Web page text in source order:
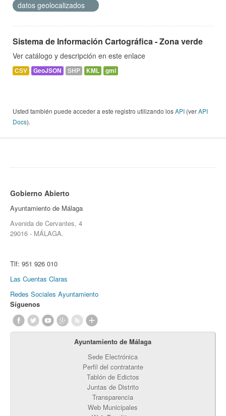
datos geolocalizados
Sistema de Información Cartográfica - Zona verde
Ver catálogo y descripción en este enlace
CSV GeoJSON SHP KML gml
Usted también puede acceder a este registro utilizando losAPI (verAPI
Docs).
Gobierno Abierto
Ayuntamiento de Málaga
Avenida de Cervantes, 4
29016 - MÁLAGA.
Tlf: 951 926 010
Las Cuentas Claras
Redes Sociales Ayuntamiento
Síguenos
Ayuntamiento de Málaga
Sede Electrónica
Perfil del contratante
Tablón de Edictos
Juntas de Distrito
Transparencia
Web Municipales